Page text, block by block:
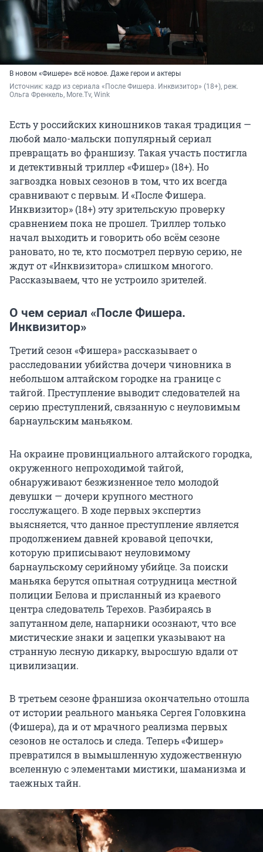
В новом «Фишере» всё новое. Даже герои и актеры
Источник: кадр из сериала «После Фишера. Инквизитор» (18+), реж.
Ольга Френкель, More.Tv, Wink
Есть у российских киношников такая традиция —
любой мало-мальски популярный сериал
превращать во франшизу. Такая участь постигла
и детективный триллер «Фишер» (18+). Но
загвоздка новых сезонов в том, что их всегда
сравнивают с первым. И «После Фишера.
Инквизитор» (18+) эту зрительскую проверку
сравнением пока не прошел. Триллер только
начал выходить и говорить обо всём сезоне
рановато, но те, кто посмотрел первую серию, не
ждут от «Инквизитора» слишком многого.
Рассказываем, что не устроило зрителей.
О чем сериал «После Фишера.
Инквизитор»
Третий сезон «Фишера» рассказывает о
расследовании убийства дочери чиновника в
небольшом алтайском городке на границе с
тайгой. Преступление выводит следователей на
серию преступлений, связанную с неуловимым
барнаульским маньяком.
На окраине провинциального алтайского городка,
окруженного непроходимой тайгой,
обнаруживают безжизненное тело молодой
девушки — дочери крупного местного
госслужащего. В ходе первых экспертиз
выясняется, что данное преступление является
продолжением давней кровавой цепочки,
которую приписывают неуловимому
барнаульскому серийному убийце. За поиски
маньяка берутся опытная сотрудница местной
полиции Белова и присланный из краевого
центра следователь Терехов. Разбираясь в
запутанном деле, напарники осознают, что все
мистические знаки и зацепки указывают на
странную лесную дикарку, выросшую вдали от
цивилизации.
В третьем сезоне франшиза окончательно отошла
от истории реального маньяка Сергея Головкина
(Фишера), да и от мрачного реализма первых
сезонов не осталось и следа. Теперь «Фишер»
превратился в вымышленную художественную
вселенную с элементами мистики, шаманизма и
таежных тайн.